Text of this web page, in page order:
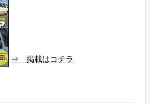
⇒ 掲載はコチラ